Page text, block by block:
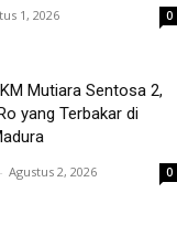
1, 2026 0
Mutiara Sentosa 2,
yang Terbakar di
- Agustus 2, 2026 0